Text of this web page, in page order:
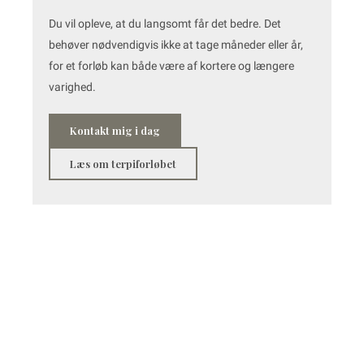
Du vil opleve, at du langsomt får det bedre. Det
behøver nødvendigvis ikke at tage måneder eller år,
for et forløb kan både være af kortere og længere
varighed.
Kontakt mig i dag
Læs om terpiforløbet